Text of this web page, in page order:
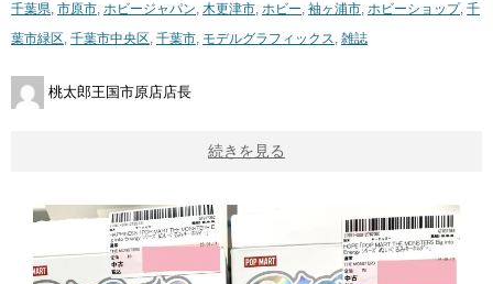
千葉県, 市原市, ホビージャパン, 木更津市, ホビー, 袖ヶ浦市, ホビーショップ, 千
葉市緑区, 千葉市中央区, 千葉市, モデルグラフィックス, 雑誌
桃太郎王国市原店店長
続きを見る